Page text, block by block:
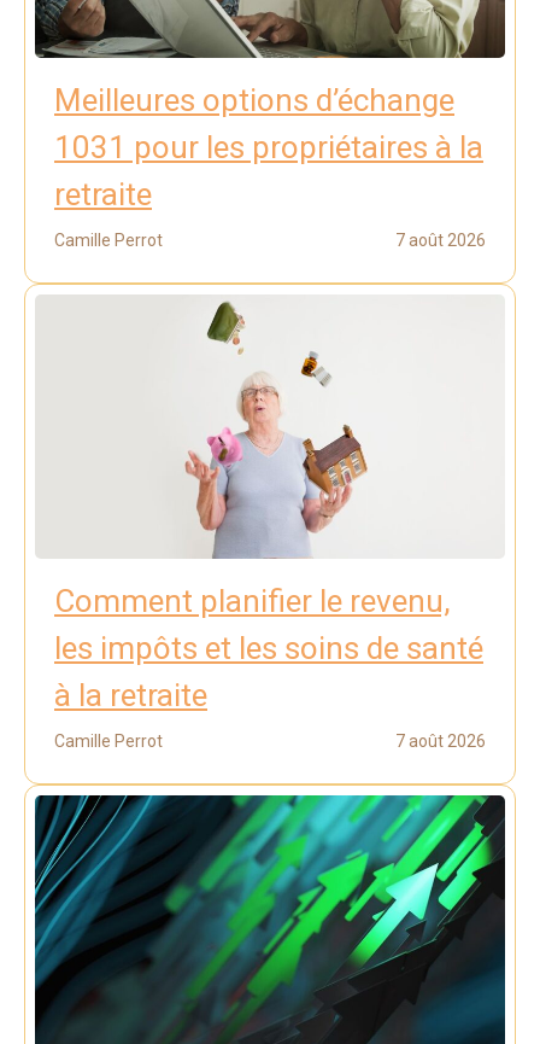
Meilleures options d’échange
1031 pour les propriétaires à la
retraite
Camille Perrot 7 août 2026
Comment planifier le revenu,
les impôts et les soins de santé
à la retraite
Camille Perrot 7 août 2026